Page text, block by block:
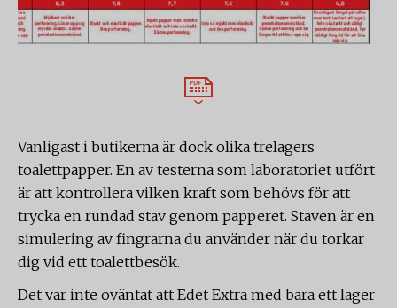
Vanligast i butikerna är dock olika trelagers
toalettpapper. En av testerna som laboratoriet utfört
är att kontrollera vilken kraft som behövs för att
trycka en rundad stav genom papperet. Staven är en
simulering av fingrarna du använder när du torkar
dig vid ett toalettbesök.
Det var inte oväntat att Edet Extra med bara ett lager